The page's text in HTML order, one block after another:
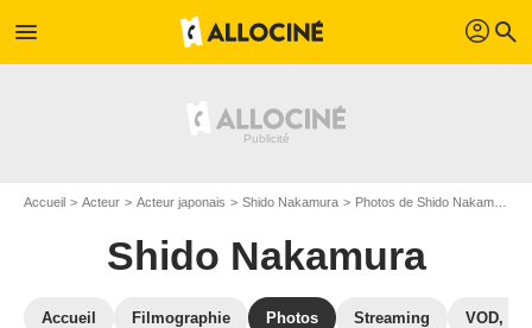
menu profil search
Accueil Acteur Acteur japonais Shido Nakamura Photos de Shido Nakamura
Shido Nakamura
Accueil Filmographie Photos Streaming VOD,